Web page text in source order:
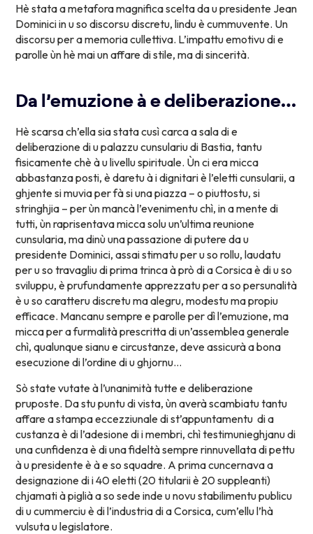
Hè stata a metafora magnifica scelta da u presidente Jean
Dominici in u so discorsu discretu, lindu è cummuvente. Un
discorsu per a memoria cullettiva. L’impattu emotivu di e
parolle ùn hè mai un affare di stile, ma di sincerità.
Da l’emuzione à e deliberazione…
Hè scarsa ch’ella sia stata cusì carca a sala di e
deliberazione di u palazzu cunsulariu di Bastia, tantu
fisicamente chè à u livellu spirituale. Ùn ci era micca
abbastanza posti, è daretu à i dignitari è l’eletti cunsularii, a
ghjente si muvia per fà si una piazza – o piuttostu, si
stringhjia – per ùn mancà l’evenimentu chì, in a mente di
tutti, ùn raprisentava micca solu un’ultima reunione
cunsularia, ma dinù una passazione di putere da u
presidente Dominici, assai stimatu per u so rollu, laudatu
per u so travagliu di prima trinca à prò di a Corsica è di u so
sviluppu, è prufundamente apprezzatu per a so persunalità
è u so caratteru discretu ma alegru, modestu ma propiu
efficace. Mancanu sempre e parolle per dì l’emuzione, ma
micca per a furmalità prescritta di un’assemblea generale
chì, qualunque sianu e circustanze, deve assicurà a bona
esecuzione di l’ordine di u ghjornu…
Sò state vutate à l’unanimità tutte e deliberazione
pruposte. Da stu puntu di vista, ùn averà scambiatu tantu
affare a stampa eccezziunale di st’appuntamentu di a
custanza è di l’adesione di i membri, chì testimunieghjanu di
una cunfidenza è di una fideltà sempre rinnuvellata di pettu
à u presidente è à e so squadre. A prima cuncernava a
designazione di i 40 eletti (20 titularii è 20 suppleanti)
chjamati à piglià a so sede inde u novu stabilimentu publicu
di u cummerciu è di l’industria di a Corsica, cum’ellu l’hà
vulsuta u legislatore.